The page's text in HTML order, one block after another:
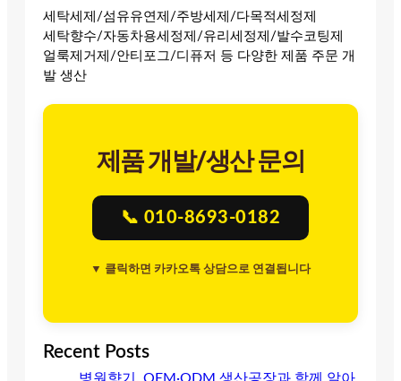
세탁세제/섬유유연제/주방세제/다목적세정제
세탁향수/자동차용세정제/유리세정제/발수코팅제
얼룩제거제/안티포그/디퓨저 등 다양한 제품 주문 개
발 생산
제품 개발/생산 문의
📞 010-8693-0182
▼ 클릭하면 카카오톡 상담으로 연결됩니다
Recent Posts